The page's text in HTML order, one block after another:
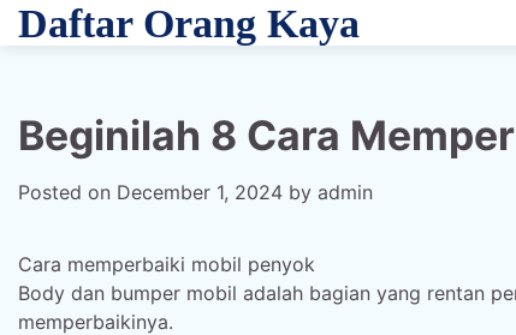
Skip
toDaftar Orang Kaya
Beginilah 8 Cara
Posted on December 1, 2024 by admin
Cara memperbaiki mobil penyok
Body dan bumper mobil adalah bagian yang rentan
memperbaikinya.